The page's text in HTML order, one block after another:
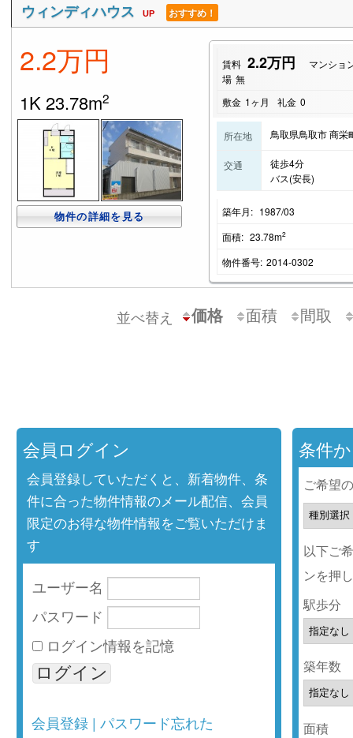
ウィンディハウス UP おすすめ！
2.2万円
1K 23.78m2
物件の詳細を見る
賃料 2.2万円
マンショ
場 無
敷金 1ヶ月 礼金 0
所在地 鳥取県鳥取市 商栄
交通
徒歩4分
バス(安長)
築年月: 1987/03
面積: 23.78m2
物件番号: 2014-0302
並べ替え 価格 面積 間取
会員ログイン
会員登録していただくと、新着物件、条
件に合った物件情報のメール配信、会員
限定のお得な物件情報をご覧いただけま
す
ユーザー名
パスワード
ログイン情報を記憶
会員登録 | パスワード忘れた
条件
ご希望
以下ご
ンを押
駅歩分
築年数
面積